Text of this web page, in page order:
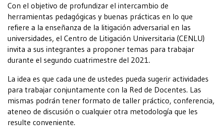
Con el objetivo de profundizar el intercambio de
herramientas pedagógicas y buenas prácticas en lo que
refiere a la enseñanza de la litigación adversarial en las
universidades, el Centro de Litigación Universitaria (CENLU)
invita a sus integrantes a proponer temas para trabajar
durante el segundo cuatrimestre del 2021.
La idea es que cada une de ustedes pueda sugerir actividades
para trabajar conjuntamente con la Red de Docentes. Las
mismas podrán tener formato de taller práctico, conferencia,
ateneo de discusión o cualquier otra metodología que les
resulte conveniente.